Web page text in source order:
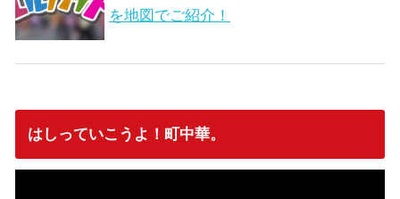
を地図でご紹介！
はしっていこうよ！町中華。